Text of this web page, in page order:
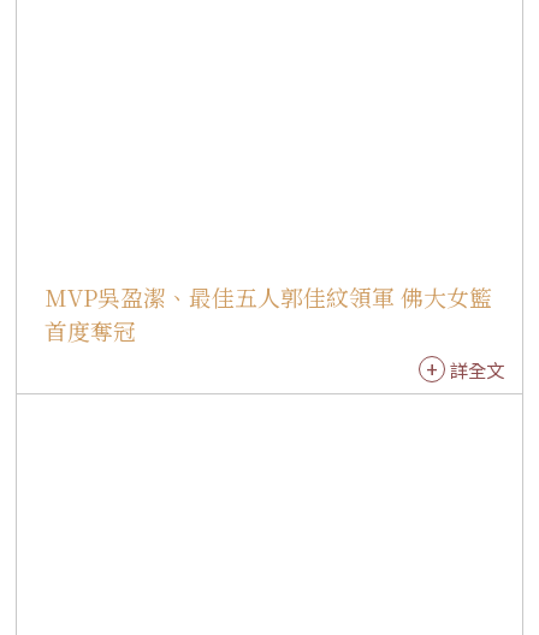
MVP吳盈潔、最佳五人郭佳紋領軍 佛大女籃
首度奪冠
詳全文